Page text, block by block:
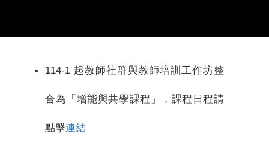
114-1 起教師社群與教師培訓工作坊整
合為「增能與共學課程」，課程日程請
點擊連結